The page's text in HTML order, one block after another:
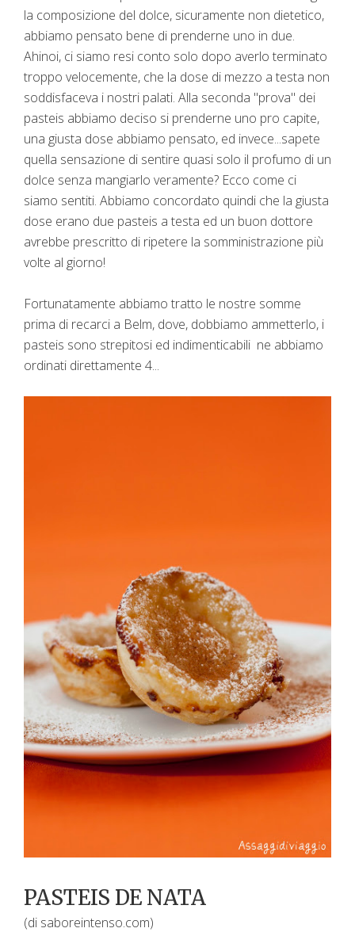
la composizione del dolce, sicuramente non dietetico,
abbiamo pensato bene di prenderne uno in due.
Ahinoi, ci siamo resi conto solo dopo averlo terminato
troppo velocemente, che la dose di mezzo a testa non
soddisfaceva i nostri palati. Alla seconda "prova" dei
pasteis abbiamo deciso si prenderne uno pro capite,
una giusta dose abbiamo pensato, ed invece...sapete
quella sensazione di sentire quasi solo il profumo di un
dolce senza mangiarlo veramente? Ecco come ci
siamo sentiti. Abbiamo concordato quindi che la giusta
dose erano due pasteis a testa ed un buon dottore
avrebbe prescritto di ripetere la somministrazione più
volte al giorno!
Fortunatamente abbiamo tratto le nostre somme
prima di recarci a Belm, dove, dobbiamo ammetterlo, i
pasteis sono strepitosi ed indimenticabili ne abbiamo
ordinati direttamente 4...
PASTEIS DE NATA
(di saboreintenso.com)